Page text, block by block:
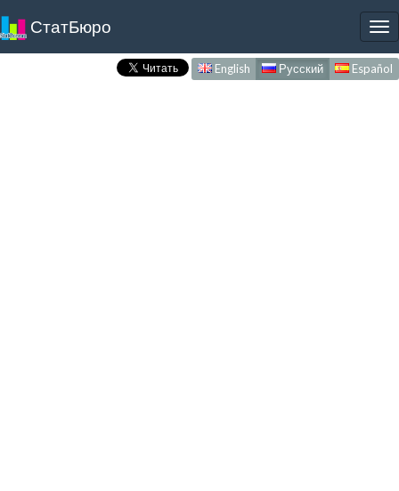
СтатБюро
English Русский Español